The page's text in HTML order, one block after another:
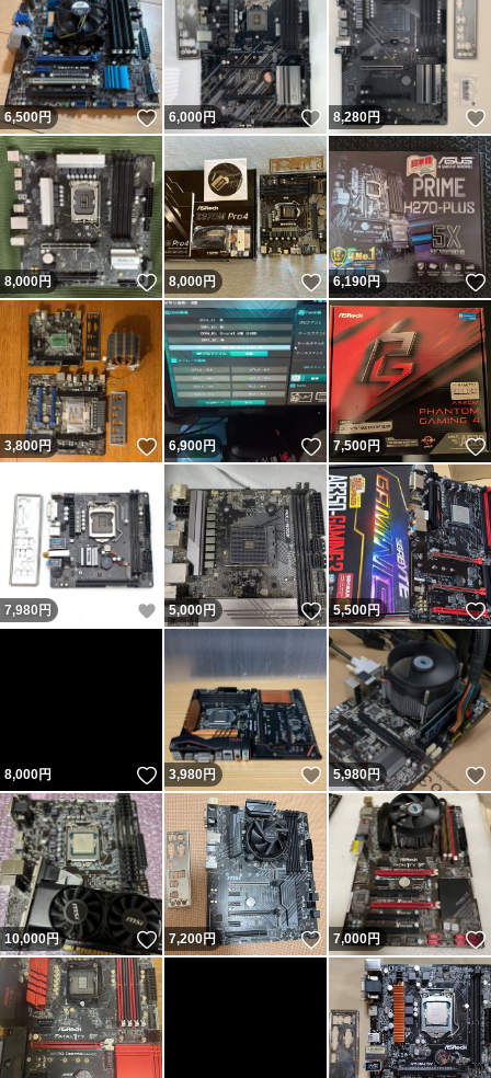
6,500円 いいね！
6,000円 いいね！
8,280円
8,000円 いいね！
8,000円 いいね！
6,190円
3,800円 いいね！
6,900円 いいね！
7,500円
7,980 円 いいね！
5,000円 いいね！
5,500円
8,000円 いいね！
3,980円 いいね！
5,980円
10,000円 いいね！
7,200円 いいね！
7,000円